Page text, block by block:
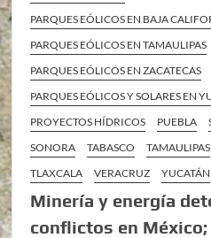
PARQUES EÓLICOS EN BAJA
PARQUES EÓLICOS EN TAMAULIPAS
PARQUES EÓLICOS EN ZACATECAS
PARQUES EÓLICOS Y SOLARES EN
PROYECTOS HÍDRICOS
PUEBLA
SONORA
TABASCO TAMAULIPAS
TLAXCALA
VERACRUZ YUCATÁN
Minería y energía
conflictos en